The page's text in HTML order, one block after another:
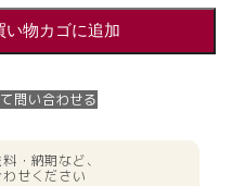
い物カゴに追加
問い合わせる
・納期など、
せください